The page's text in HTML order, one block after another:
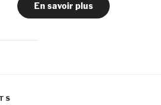
En savoir plus